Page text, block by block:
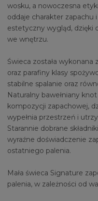
wosku, a nowoczesna
oddaje charakter zapachu
estetyczny wygląd, dzięki
we wnętrzu.
Świeca została
oraz parafiny klasy
stabilne spalanie oraz
Naturalny bawełniany
kompozycji zapachowej,
wypełnia przestrzeń i
Starannie dobrane
wyraźne doświadczenie
ostatniego palenia.
Mała świeca Signature
palenia, w zależności od